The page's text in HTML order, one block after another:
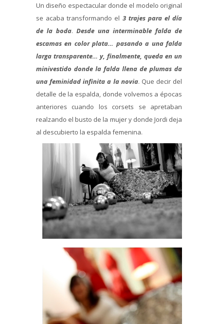
Un diseño espectacular donde el modelo original
se acaba transformando el 3 trajes para el día
de la boda. Desde una interminable falda de
escamas en color plata… pasando a una falda
larga transparente… y, finalmente, queda en un
minivestido donde la falda llena de plumas da
una feminidad infinita a la novia. Que decir del
detalle de la espalda, donde volvemos a épocas
anteriores cuando los corsets se apretaban
realzando el busto de la mujer y donde Jordi deja
al descubierto la espalda femenina.